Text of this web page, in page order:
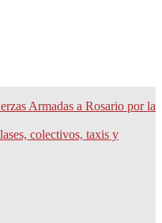
Armadas a Rosario por la
colectivos, taxis y